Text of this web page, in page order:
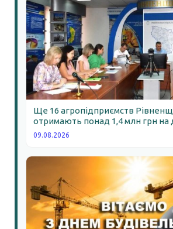
Ще 16 агропідприємств
отримають понад 1,4 млн грн на
09.08.2026